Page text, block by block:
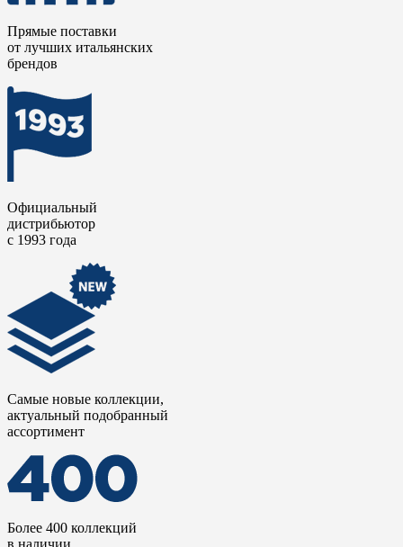
Прямые поставки
от лучших итальянских
брендов
Официальный
дистрибьютор
с 1993 года
Самые новые коллекции,
актуальный подобранный
ассортимент
Более 400 коллекций
в наличии